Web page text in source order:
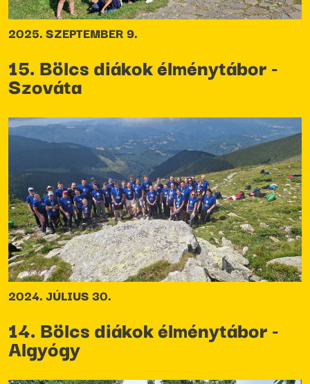
2025. SZEPTEMBER 9.
15. Bölcs diákok élménytábor -
Szováta
2024. JÚLIUS 30.
14. Bölcs diákok élménytábor -
Algyógy